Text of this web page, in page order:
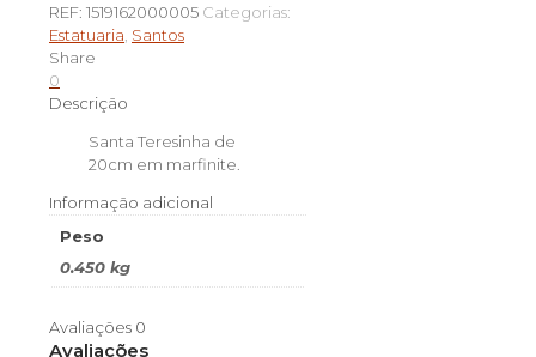
Teresinha
20cm
REF: 1519162000005 Categorias:
Estatuaria Santos
Share
0
Descrição
Santa Teresinha de
20cm em marfinite.
Informação adicional
Peso
0.450 kg
Avaliações 0
Avaliações